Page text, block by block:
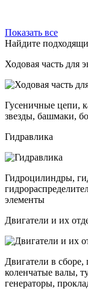
Показать все
Найдите
Ходовая часть для
Гусеничные цепи,
звезды, башмаки,
Гидравлика
Гидроцилиндры,
элементы
Двигатели и их
Двигатели в
коленчатые валы,
генераторы,